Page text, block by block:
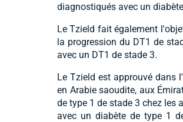
diagnostiqués avec un
Le Tzield fait également
la progression du DT1 de
avec un DT1 de stade 3.
Le Tzield est approuvé dans
en Arabie saoudite, aux
de type 1 de stade 3 chez les
avec un diabète de type 1